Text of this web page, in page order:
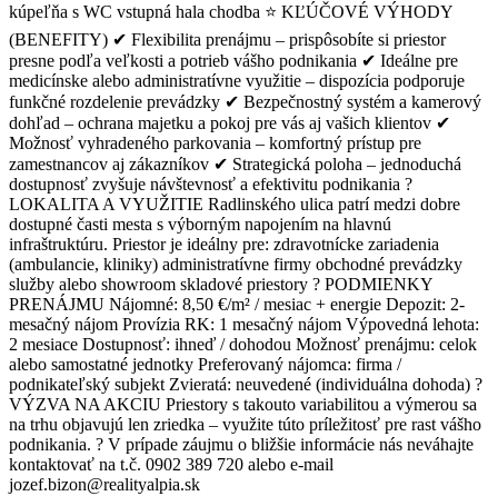
kúpeľňa s WC vstupná hala chodba ⭐ KĽÚČOVÉ VÝHODY
(BENEFITY) ✔ Flexibilita prenájmu – prispôsobíte si priestor
presne podľa veľkosti a potrieb vášho podnikania ✔ Ideálne pre
medicínske alebo administratívne využitie – dispozícia podporuje
funkčné rozdelenie prevádzky ✔ Bezpečnostný systém a kamerový
dohľad – ochrana majetku a pokoj pre vás aj vašich klientov ✔
Možnosť vyhradeného parkovania – komfortný prístup pre
zamestnancov aj zákazníkov ✔ Strategická poloha – jednoduchá
dostupnosť zvyšuje návštevnosť a efektivitu podnikania ?
LOKALITA A VYUŽITIE Radlinského ulica patrí medzi dobre
dostupné časti mesta s výborným napojením na hlavnú
infraštruktúru. Priestor je ideálny pre: zdravotnícke zariadenia
(ambulancie, kliniky) administratívne firmy obchodné prevádzky
služby alebo showroom skladové priestory ? PODMIENKY
PRENÁJMU Nájomné: 8,50 €/m² / mesiac + energie Depozit: 2-
mesačný nájom Provízia RK: 1 mesačný nájom Výpovedná lehota:
2 mesiace Dostupnosť: ihneď / dohodou Možnosť prenájmu: celok
alebo samostatné jednotky Preferovaný nájomca: firma /
podnikateľský subjekt Zvieratá: neuvedené (individuálna dohoda) ?
VÝZVA NA AKCIU Priestory s takouto variabilitou a výmerou sa
na trhu objavujú len zriedka – využite túto príležitosť pre rast vášho
podnikania. ? V prípade záujmu o bližšie informácie nás neváhajte
kontaktovať na t.č. 0902 389 720 alebo e-mail
jozef.bizon@realityalpia.sk